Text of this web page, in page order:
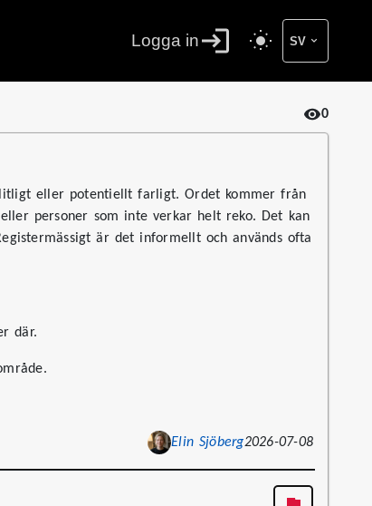
Logga in SV
0
eller potentiellt farligt. Ordet kommer från
personer som inte verkar helt reko. Det kan
är det informellt och används ofta
där.
Elin Sjöberg2026-07-08